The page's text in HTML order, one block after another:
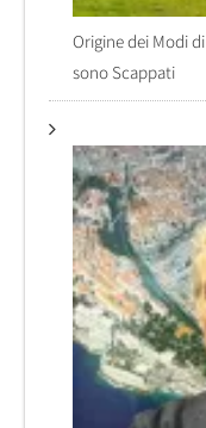
Origine dei Modi
sono Scappati